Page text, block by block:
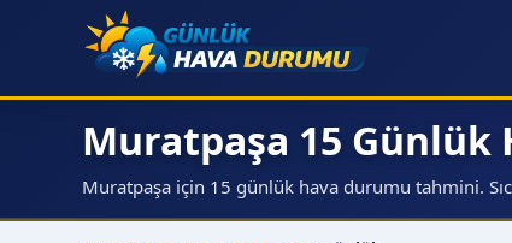
Muratpaşa 15 Günlük
Muratpaşa için 15 günlük hava durumu tahmini.